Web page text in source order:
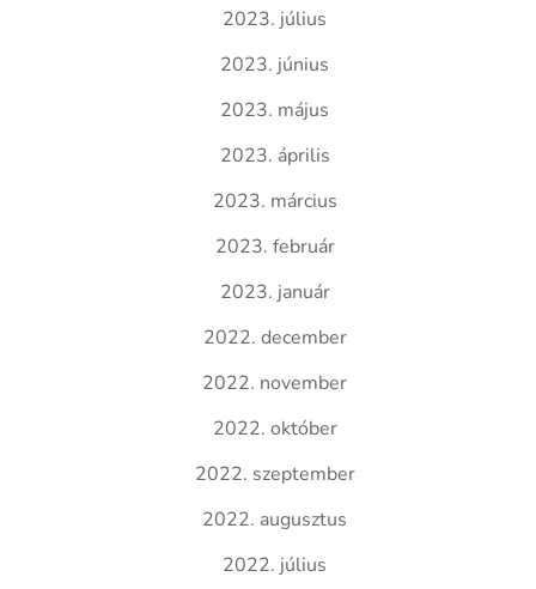
2023. július
2023. június
2023. május
2023. április
2023. március
2023. február
2023. január
2022. december
2022. november
2022. október
2022. szeptember
2022. augusztus
2022. július